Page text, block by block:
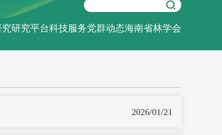
研究平台科技服务党群动态海南省林学会
2026/01/21